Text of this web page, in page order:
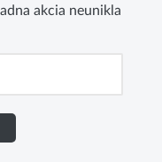
akcia neunikla